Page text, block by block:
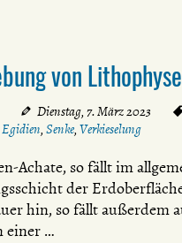
von
Dienstag, 7. März 2023
, Senke, Verkieselung
Achate, so fällt im
der
hin, so fällt außerdem
einer …